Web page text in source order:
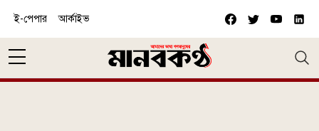
ই-পেপার আর্কাইভ